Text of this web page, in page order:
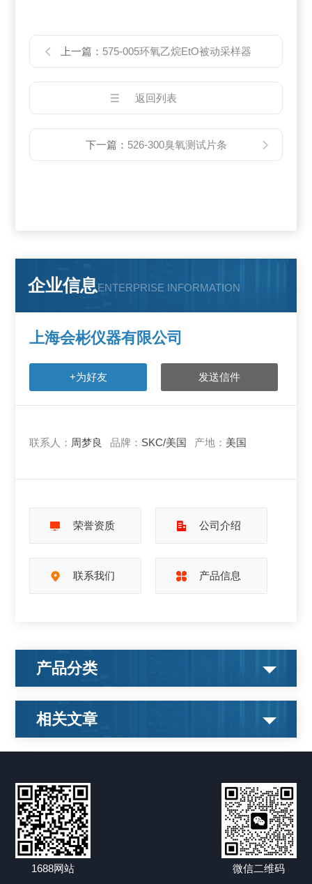
上一篇： 575-005环氧乙烷EtO被动采样器
返回列表
下一篇： 526-300臭氧测试片条
企业信息ENTERPRISE INFORMATION
上海会彬仪器有限公司
+为好友 发送信件
联系人： 周梦良 品牌： SKC/美国 产地： 美国
荣誉资质 公司介绍
联系我们 产品信息
产品分类
相关文章
1688网站 微信二维码